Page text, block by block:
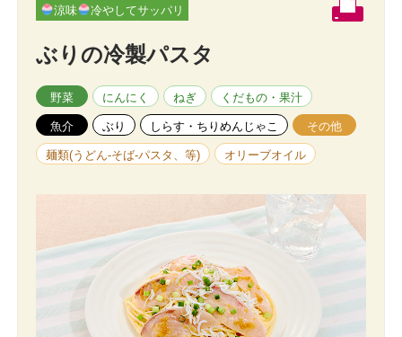
涼味 冷やしてサッパリ
ぶりの冷製パスタ
野菜 にんにく ねぎ くだもの・果汁
魚介 ぶり しらす・ちりめんじゃこ その他
麺類(うどん-そば-パスタ、等) オリーブオイル